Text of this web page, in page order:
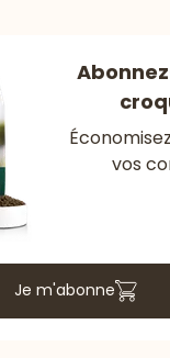
vos
Je m'abonne